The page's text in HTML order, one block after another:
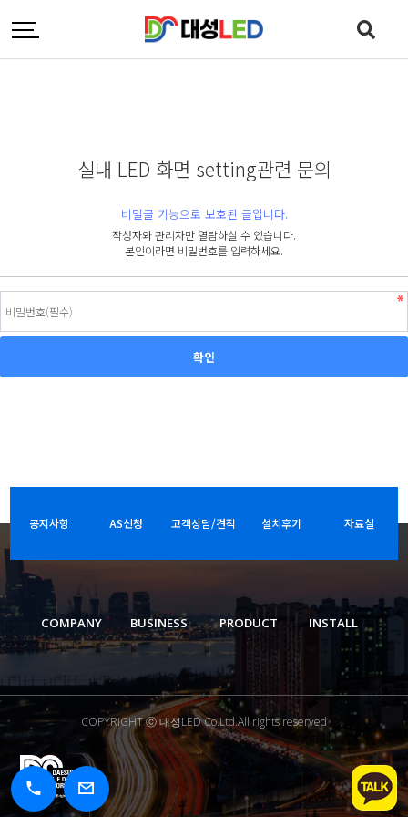
실내 LED 화면 setting관련 문의
비밀글 기능으로 보호된 글입니다.
작성자와 관리자만 열람하실 수 있습니다.
본인이라면 비밀번호를 입력하세요.
공지사항 AS신청 고객상담/견적 설치후기 자료실
COMPANY BUSINESS PRODUCT INSTALL
COPYRIGHT ⓒ 대성LED Co.Ltd.All rights reserved